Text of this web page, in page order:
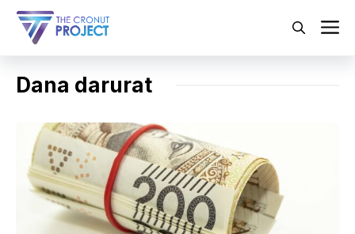
Langsung
Dana darurat